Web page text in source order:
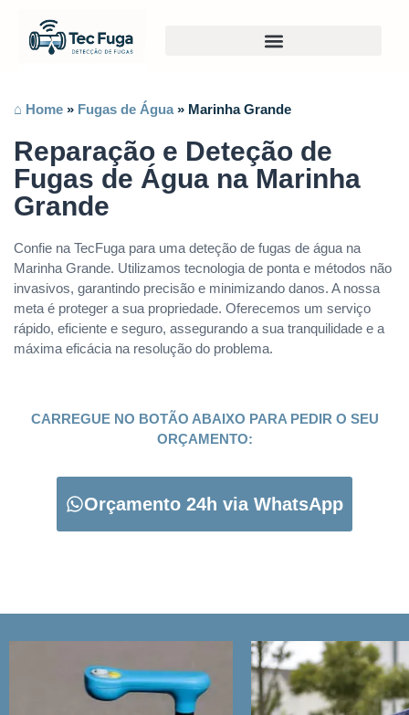
⌂ Home » Fugas de Água» Marinha Grande
Reparação e Deteção de
Fugas de Água na Marinha
Grande
Confie na TecFuga para uma deteção de fugas de água na
Marinha Grande. Utilizamos tecnologia de ponta e métodos não
invasivos, garantindo precisão e minimizando danos. A nossa
meta é proteger a sua propriedade. Oferecemos um serviço
rápido, eficiente e seguro, assegurando a sua tranquilidade e a
máxima eficácia na resolução do problema.
CARREGUE NO BOTÃO ABAIXO PARA PEDIR O SEU
ORÇAMENTO:
Orçamento 24h via WhatsApp